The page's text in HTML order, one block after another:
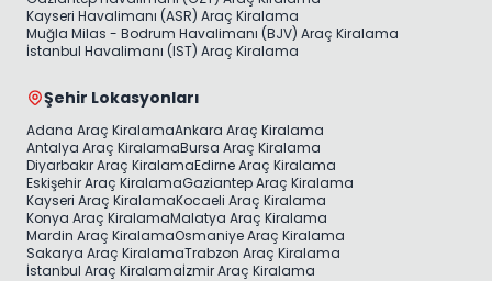
Kayseri Havalimanı (ASR) Araç Kiralama
Muğla Milas - Bodrum Havalimanı (BJV) Araç Kiralama
İstanbul Havalimanı (IST) Araç Kiralama
Şehir Lokasyonları
Adana Araç KiralamaAnkara Araç Kiralama
Antalya Araç KiralamaBursa Araç Kiralama
Diyarbakır Araç KiralamaEdirne Araç Kiralama
Eskişehir Araç KiralamaGaziantep Araç Kiralama
Kayseri Araç KiralamaKocaeli Araç Kiralama
Konya Araç KiralamaMalatya Araç Kiralama
Mardin Araç KiralamaOsmaniye Araç Kiralama
Sakarya Araç KiralamaTrabzon Araç Kiralama
İstanbul Araç Kiralamaİzmir Araç Kiralama